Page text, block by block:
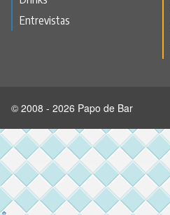
Entrevistas
© 2008 - 2026 Papo de Bar